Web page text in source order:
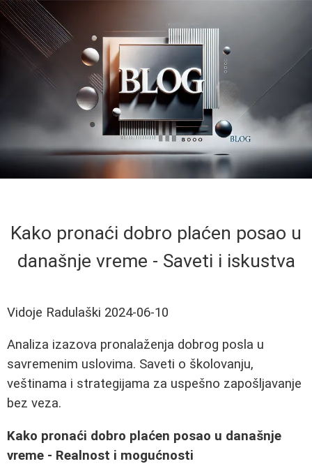
Kako pronaći dobro plaćen posao u
današnje vreme - Saveti i iskustva
Vidoje Radulaški 2024-06-10
Analiza izazova pronalaženja dobrog posla u
savremenim uslovima. Saveti o školovanju,
veštinama i strategijama za uspešno zapošljavanje
bez veza.
Kako pronaći dobro plaćen posao u današnje
vreme - Realnost i mogućnosti